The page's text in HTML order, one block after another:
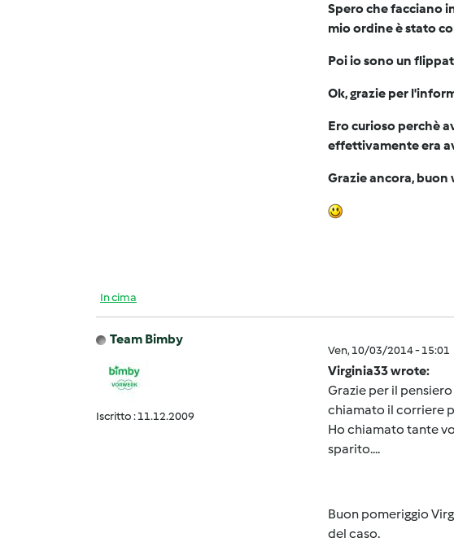
Spero che facciano
mio ordine è stato
Poi io sono un
Ok, grazie per
Ero curioso perchè
effettivamente era
Grazie ancora, buon
In cima
Team Bimby
Iscritto : 11.12.2009
Ven, 10/03/2014 - 15:01
Virginia33 wrote:
Grazie per il
chiamato il corriere
Ho chiamato tante
sparito....
Buon pomeriggio
del caso.